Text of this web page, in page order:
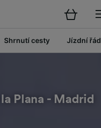
Shrnutí cesty Jízdní řád
Plana - Madrid